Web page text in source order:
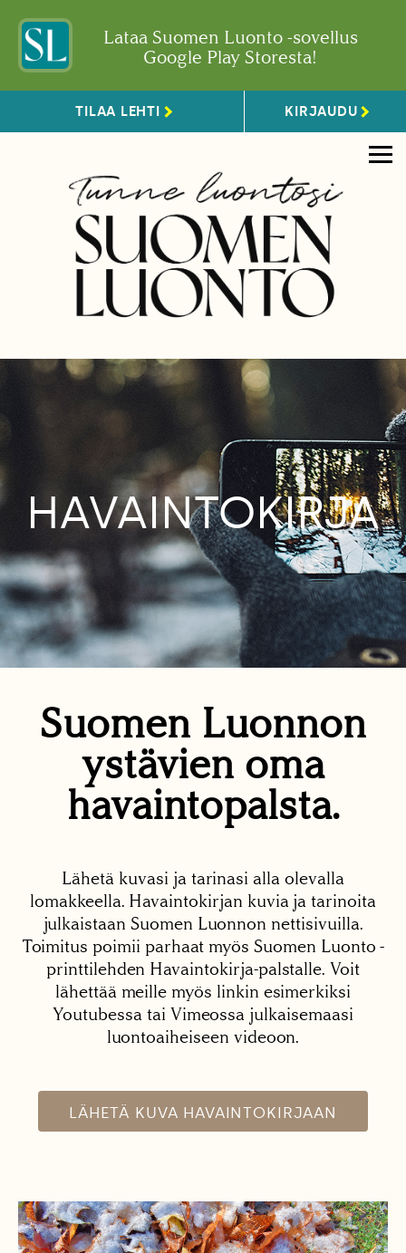
Lataa Suomen Luonto -sovellus
Google Play Storesta!
TILAA LEHTI KIRJAUDU
HAVAINTOKIRJA
Suomen Luonnon
ystävien oma
havaintopalsta.
Lähetä kuvasi ja tarinasi alla olevalla
lomakkeella. Havaintokirjan kuvia ja tarinoita
julkaistaan Suomen Luonnon nettisivuilla.
Toimitus poimii parhaat myös Suomen Luonto -
printtilehden Havaintokirja-palstalle. Voit
lähettää meille myös linkin esimerkiksi
Youtubessa tai Vimeossa julkaisemaasi
luontoaiheiseen videoon.
LÄHETÄ KUVA HAVAINTOKIRJAAN